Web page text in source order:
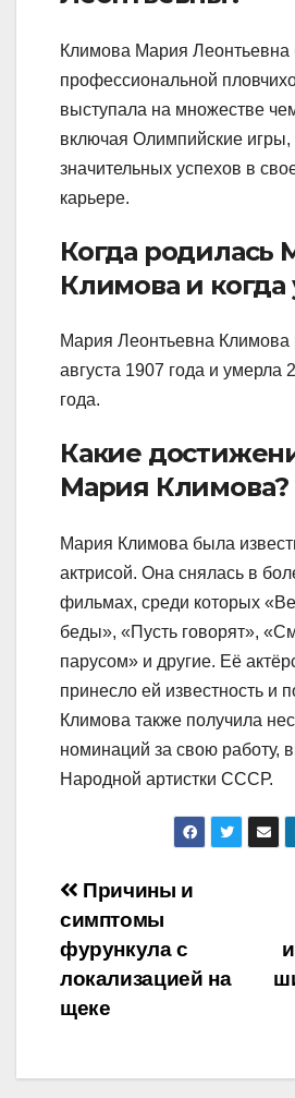
Климова Мария Леонтьевна
профессиональной
выступала на множестве
включая Олимпийские игры,
значительных успехов в
карьере.
Когда родилась
Климова и когда
Мария Леонтьевна Климова
августа 1907 года и умерла
года.
Какие
Мария Климова?
Мария Климова была
актрисой. Она снялась в
фильмах, среди которых
беды», «Пусть говорят»,
парусом» и другие. Её
принесло ей известность и
Климова также получила
номинаций за свою работу,
Народной артистки СССР.
Навигация
по
записям
Причины и
симптомы
фурункула с
локализацией на
щеке